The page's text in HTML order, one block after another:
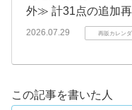
外≫ 計31点の追加再
2026.07.29 再販カレン
この記事を書いた人